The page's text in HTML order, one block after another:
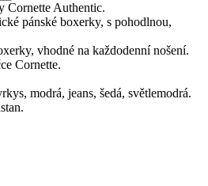
Cornette Authentic.
pánské boxerky, s pohodlnou,
vhodné na každodenní nošení.
Cornette.
modrá, jeans, šedá, světlemodrá.